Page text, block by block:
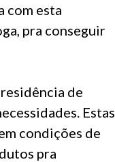
com esta
pra conseguir
de
Estas
condições de
pra